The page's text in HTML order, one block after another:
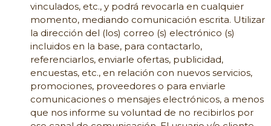
vinculados, etc., y podrá revocarla en cualquier
momento, mediando comunicación escrita. Utilizar
la dirección del (los) correo (s) electrónico (s)
incluidos en la base, para contactarlo,
referenciarlos, enviarle ofertas, publicidad,
encuestas, etc., en relación con nuevos servicios,
promociones, proveedores o para enviarle
comunicaciones o mensajes electrónicos, a menos
que nos informe su voluntad de no recibirlos por